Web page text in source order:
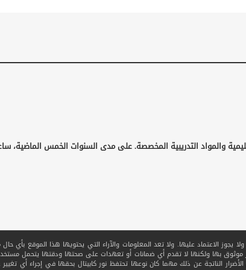
والمواد التدريبية المخصصة. على مدى السنوات الخمس الماضية،
الاعتماد عليها. ولا تعد المعلومات والآراء التي يحتويها هذا الموقع بأي
موثوق بها ولكنها لا تقدم أي ضمانات أو تعهدات على صحتها ودقتها يتحمل
الناتجة عن ذلك مهما كان نوعها تحتفظ نور كابيتال بحقها في إجراء أي تغيير